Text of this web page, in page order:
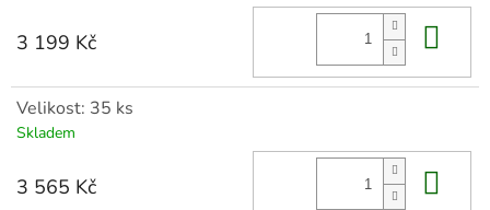
3 199 Kč
Velikost: 35 ks
Skladem
3 565 Kč